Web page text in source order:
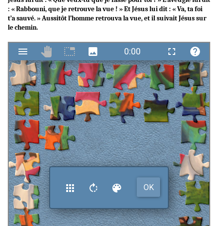
: « Rabbouni, que je retrouve la vue ! » Et Jésus lui dit : « Va, ta foi
t’a sauvé. » Aussitôt l’homme retrouva la vue, et il suivait Jésus sur
le chemin.